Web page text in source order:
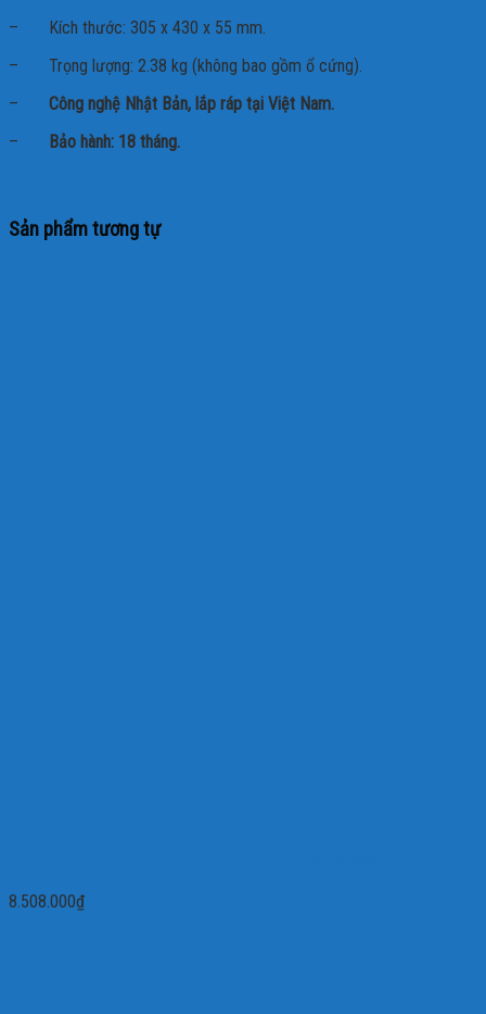
– Kích thước: 305 x 430 x 55 mm.
– Trọng lượng: 2.38 kg (không bao gồm ổ cứng).
– Công nghệ Nhật Bản, lắp ráp tại Việt Nam.
–
Bảo hành: 18 tháng.
Sản phẩm tương tự
8.508.000₫